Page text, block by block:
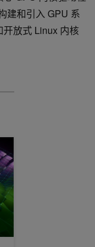
建和引入 GPU 系
放式 Linux 内核